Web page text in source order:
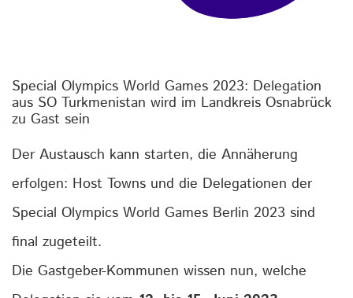
Special Olympics World Games 2023: Delegation
aus SO Turkmenistan wird im Landkreis Osnabrück
zu Gast sein
Der Austausch kann starten, die Annäherung
erfolgen: Host Towns und die Delegationen der
Special Olympics World Games Berlin 2023 sind
final zugeteilt.
Die Gastgeber-Kommunen wissen nun, welche